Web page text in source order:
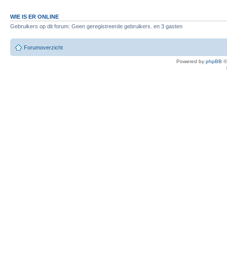
WIE IS ER ONLINE
Gebruikers op dit forum: Geen geregistreerde gebruikers. en 3 gasten
Forumoverzicht
Powered by phpBB